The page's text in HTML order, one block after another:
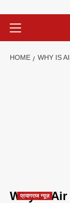
Menu
HOME WHY IS
Why is Air
प्रयागराज न्यूज़